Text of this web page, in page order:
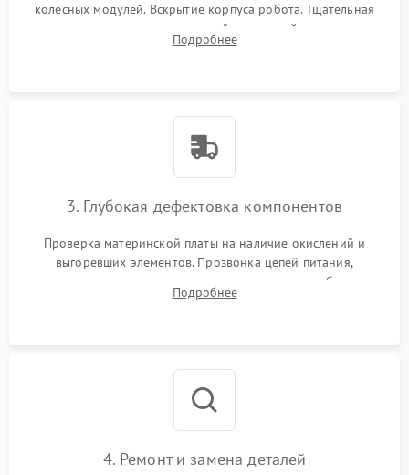
колесных модулей. Вскрытие корпуса робота. Тщательная
очистка внутренних полостей, шестерней и плат от
скопившейся пыли, волос и шерсти животных с
Подробнее
3. Глубокая дефектовка компонентов
Проверка материнской платы на наличие окислений и
выгоревших элементов. Прозвонка цепей питания,
тестирование приводных моторов колес и турбины
всасывания. Оценка состояния оптических и инфракрасных
Подробнее
4. Ремонт и замена деталей